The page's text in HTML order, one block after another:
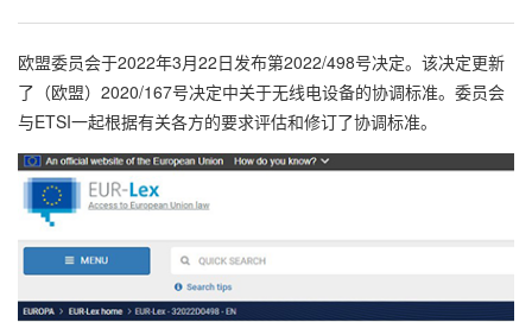
欧盟委员会于2022年3月22日发布第2022/498号决定。该决定更新
了（欧盟）2020/167号决定中关于无线电设备的协调标准。委员会
与ETSI一起根据有关各方的要求评估和修订了协调标准。